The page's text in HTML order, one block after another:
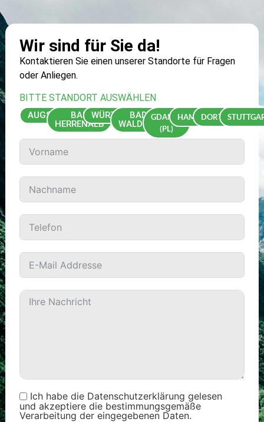
Wir sind für Sie da!
Kontaktieren Sie einen unserer Standorte für Fragen
oder Anliegen.
BITTE STANDORT AUSWÄHLEN
AUGSBURGBAD
HERRENALB
WÜRZBURGBAD
WALDSEE
GDAŃSK
(PL)
HAMBURGDORTMUND
Ich habe die Datenschutzerklärung gelesen
und akzeptiere die bestimmungsgemäße
Verarbeitung der eingegebenen Daten.